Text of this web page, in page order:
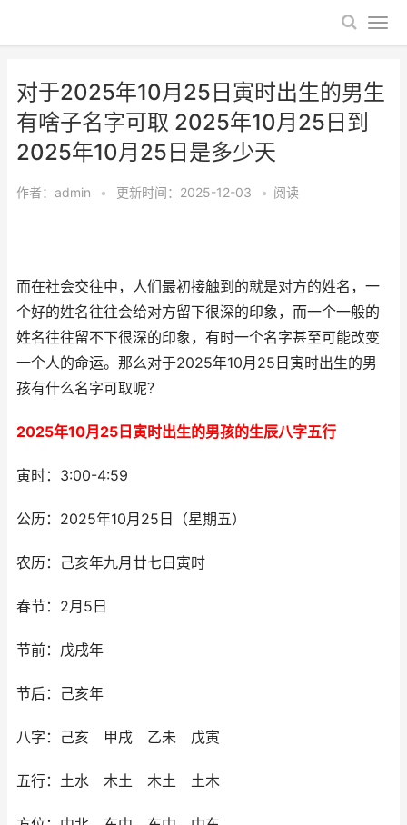
对于2025年10月25日寅时出生的男生
有啥子名字可取 2025年10月25日到
2025年10月25日是多少天
作者： admin • 更新时间：2025-12-03 • 阅读
而在社会交往中，人们最初接触到的就是对方的姓名，一
个好的姓名往往会给对方留下很深的印象，而一个一般的
姓名往往留不下很深的印象，有时一个名字甚至可能改变
一个人的命运。那么对于2025年10月25日寅时出生的男
孩有什么名字可取呢？
2025年10月25日寅时出生的男孩的生辰八字五行
寅时：3:00-4:59
公历：2025年10月25日（星期五）
农历：己亥年九月廿七日寅时
春节：2月5日
节前：戊戌年
节后：己亥年
八字：己亥 甲戌 乙未 戊寅
五行：土水 木土 木土 土木